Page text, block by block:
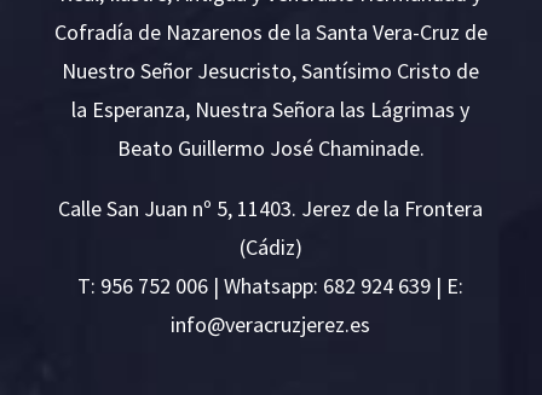
Cofradía de Nazarenos de la Santa Vera-Cruz de
Nuestro Señor Jesucristo, Santísimo Cristo de
la Esperanza, Nuestra Señora las Lágrimas y
Beato Guillermo José Chaminade.
Calle San Juan nº 5, 11403. Jerez de la Frontera
(Cádiz)
T: 956 752 006 | Whatsapp: 682 924 639 | E:
se.ze
rejzu
rcare
v@ofn
i